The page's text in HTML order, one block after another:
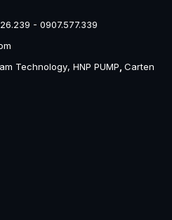
- 0907.577.339
Technology, HNP PUMP Carten